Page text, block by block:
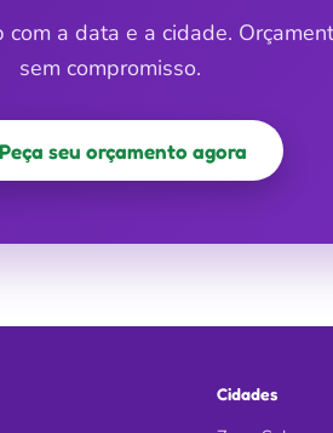
a data e a cidade.
sem compromisso.
Peça seu orçamento agora
Cidades